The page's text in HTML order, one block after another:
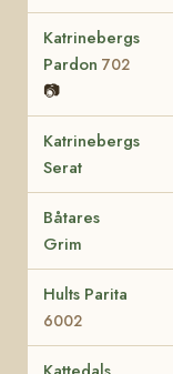
Katrinebergs
Pardon 702
📷
Katrinebergs
Serat
Båtares
Grim
Hults Parita
6002